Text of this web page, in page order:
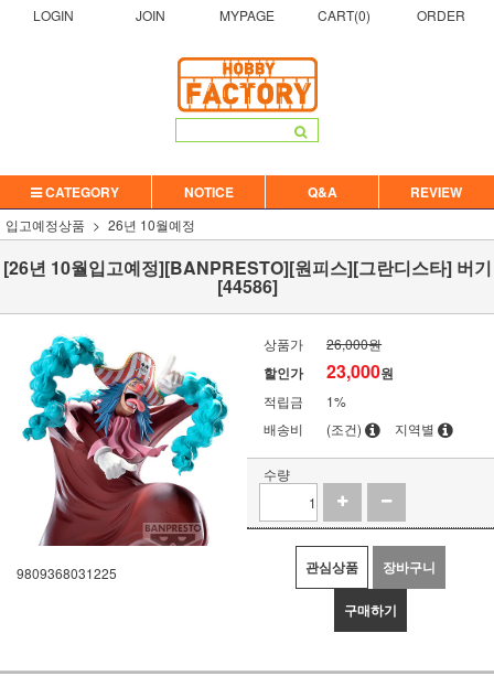
LOGIN JOIN MYPAGE CART(0) ORDER
CATEGORY NOTICE Q&A REVIEW
입고예정상품 26년 10월예정
[26년 10월입고예정][BANPRESTO][원피스][그란디스타] 버기
[44586]
9809368031225
상품가 26,000원
할인가 23,000원
적립금
1%
배송비
(조건) 지역별
수량
관심상품 장바구니
구매하기